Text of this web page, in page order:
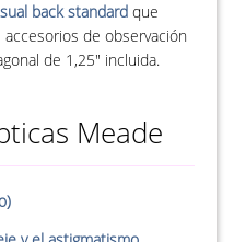
back standard que
de observación
de 1,25" incluida.
Meade